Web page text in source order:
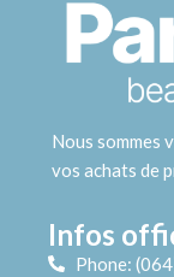
Nous sommes
vos achats de
Infos
Phone: